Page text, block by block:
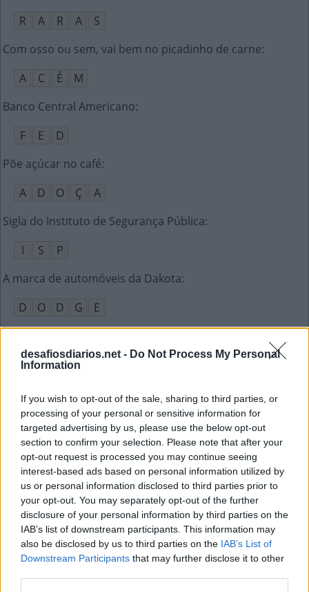
desafiosdiarios.net - Do Not Process My Personal
Information
If you wish to opt-out of the sale, sharing to third parties, or
processing of your personal or sensitive information for
targeted advertising by us, please use the below opt-out
section to confirm your selection. Please note that after your
opt-out request is processed you may continue seeing
interest-based ads based on personal information utilized by
us or personal information disclosed to third parties prior to
your opt-out. You may separately opt-out of the further
disclosure of your personal information by third parties on the
IAB’s list of downstream participants. This information may
also be disclosed by us to third parties on the IAB’s List of
Downstream Participants that may further disclose it to other
R
A R A
S
Com osso ou sem, vai bem no picadinho de carne:
A
C É
M
Banco Central Americano:
F
E
D
Põe açúcar no café:
A
D O Ç
A
Sigla do Instituto de Segurança Pública:
I
S
P
A marca de automóveis da Dakota:
D
O D G
E
T
A R O
Substância usada para fertilizar terra
A
D U
O
"Quem tem medo do lobo __":
M
A
U
Em inglês é to eat:
C
O M E
R
Rock and __, gênero musical de Elvis (ing.):